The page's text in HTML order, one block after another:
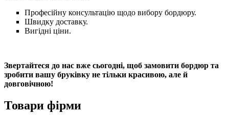
Професійну консультацію щодо вибору бордюру.
Швидку доставку.
Вигідні ціни.
Звертайтеся до нас вже сьогодні, щоб замовити бордюр та
зробити вашу бруківку не тільки красивою, але й
довговічною!
Товари фірми